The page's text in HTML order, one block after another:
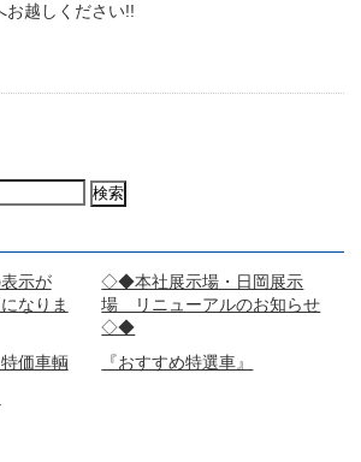
お越しください!!
示が
なりま
◇◆本社展示場・日岡展示
場 リニューアルのお知らせ
◇◆
価車輌
『おすすめ特選車』